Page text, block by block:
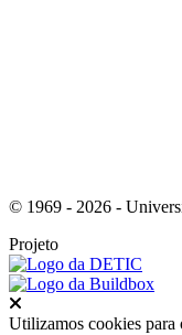
© 1969 - 2026 -
Projeto
Utilizamos cookies para